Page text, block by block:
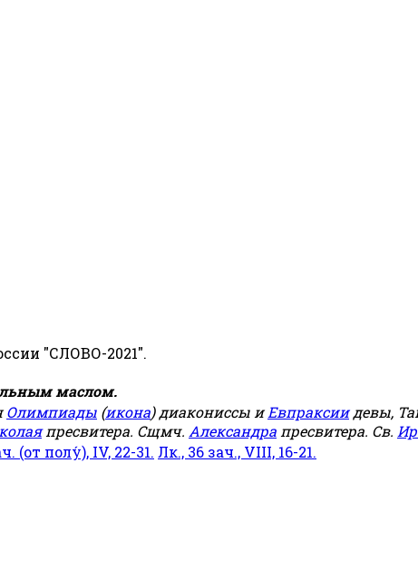
"СЛОВО-2021".
маслом.
Олимпиады (икона) диакониссы иЕвпраксиидевы,
пресвитера. Сщмч. Александра пресвитера. Св.
(от полу́), IV, 22-31. Лк., 36 зач., VIII, 16-21.